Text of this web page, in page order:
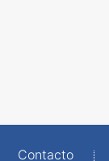
Contacto